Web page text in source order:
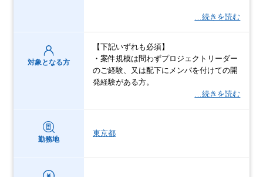
…続きを読む
対象となる方
【下記いずれも必須】
・案件規模は問わずプロジェクトリーダー
のご経験、又は配下にメンバを付けての開
発経験がある方。
…続きを読む
勤務地
東京都